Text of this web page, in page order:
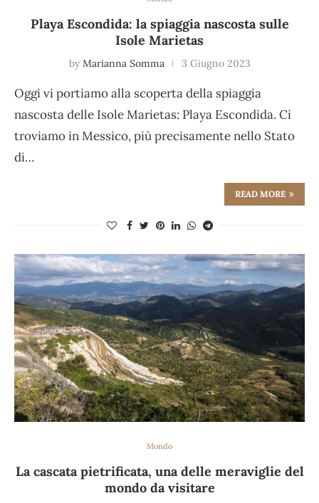
Playa Escondida: la spiaggia nascosta sulle
Isole Marietas
by Marianna Somma 3 Giugno 2023
Oggi vi portiamo alla scoperta della spiaggia
nascosta delle Isole Marietas: Playa Escondida. Ci
troviamo in Messico, più precisamente nello Stato
di…
READ MORE
Mondo
La cascata pietrificata, una delle meraviglie del
mondo da visitare